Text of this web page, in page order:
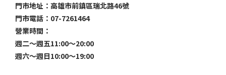
門市地址：高雄市前鎮區瑞北路46號
門市電話：07-7261464
營業時間：
週二～週五11:00～20:00
週六～週日10:00～19:00